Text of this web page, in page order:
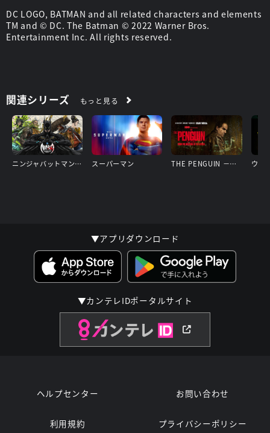
DC LOGO, BATMAN and all related characters and elements
TM and © DC. The Batman © 2022 Warner Bros.
Entertainment Inc. All rights reserved.
関連シリーズ もっと見る
ニンジャバットマン対ヤクザリーグ スーパーマン THE PENGUIN －ザ・ペンギン－
▼アプリダウンロード
▼カンテレIDポータルサイト
ヘルプセンター お問い合わせ
利用規約 プライバシーポリシー